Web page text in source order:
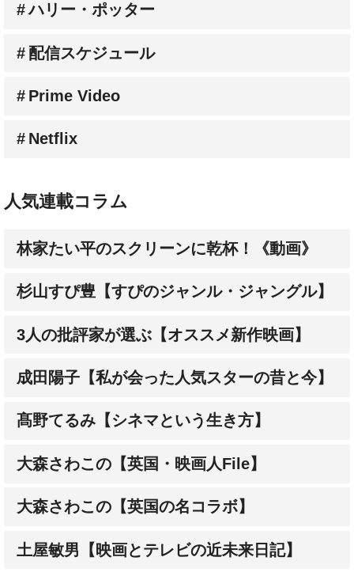
ハリー・ポッター
配信スケジュール
Prime Video
Netflix
人気連載コラム
林家たい平のスクリーンに乾杯！《動画》
杉山すぴ豊【すぴのジャンル・ジャングル】
3人の批評家が選ぶ【オススメ新作映画】
成田陽子【私が会った人気スターの昔と今】
髙野てるみ【シネマという生き方】
大森さわこの【英国・映画人File】
大森さわこの【英国の名コラボ】
土屋敏男【映画とテレビの近未来日記】